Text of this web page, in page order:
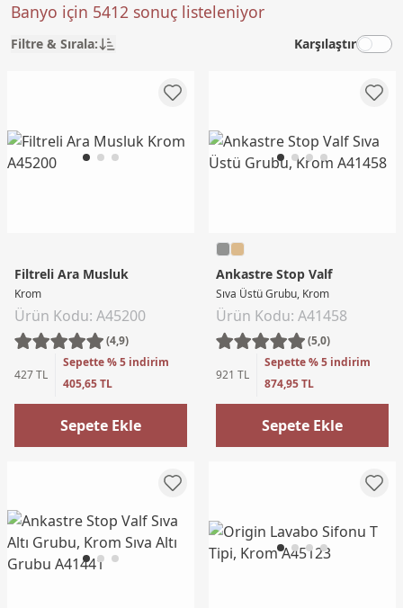
Banyo için 5412 sonuç listeleniyor
Filtre & Sırala: Karşılaştır
Filtreli Ara Musluk
Krom
Ürün Kodu: A45200
(4,9)
427 TL
Sepette % 5 indirim
405,65 TL
Sepete Ekle
Ankastre Stop Valf
Sıva Üstü Grubu, Krom
Ürün Kodu: A41458
(5,0)
921 TL
Sepette % 5 indirim
874,95 TL
Sepete Ekle